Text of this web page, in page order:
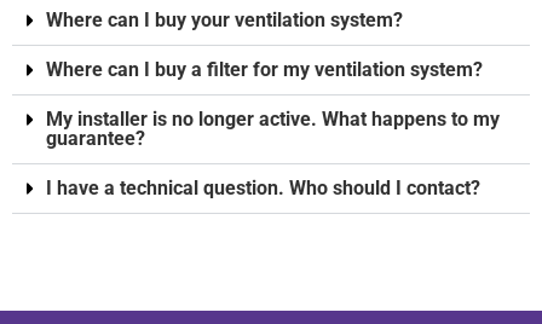
Where can I buy your ventilation system?
Where can I buy a filter for my ventilation system?
My installer is no longer active. What happens to my
guarantee?
I have a technical question. Who should I contact?